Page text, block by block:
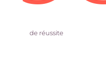
de réussite